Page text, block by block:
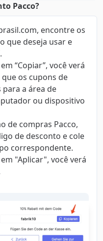
Pacco?
encontre os
que deseja usar e
“Copiar”, você verá
que os cupons de
a área de
ou dispositivo
de compras Pacco,
de desconto e cole
correspondente.
"Aplicar", você verá